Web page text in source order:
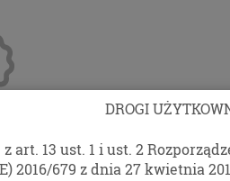
Blog Kontakt
DROGI
art. 13 ust. 1 i ust. 2
2016/679 z dnia 27 kwietnia